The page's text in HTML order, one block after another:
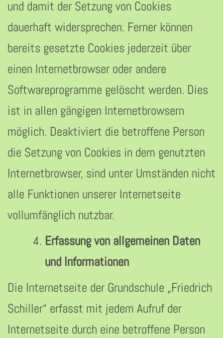
und damit der Setzung von Cookies
dauerhaft widersprechen. Ferner können
bereits gesetzte Cookies jederzeit über
einen Internetbrowser oder andere
Softwareprogramme gelöscht werden. Dies
ist in allen gängigen Internetbrowsern
möglich. Deaktiviert die betroffene Person
die Setzung von Cookies in dem genutzten
Internetbrowser, sind unter Umständen nicht
alle Funktionen unserer Internetseite
vollumfänglich nutzbar.
Erfassung von allgemeinen Daten
und Informationen
Die Internetseite der Grundschule „Friedrich
Schiller“ erfasst mit jedem Aufruf der
Internetseite durch eine betroffene Person